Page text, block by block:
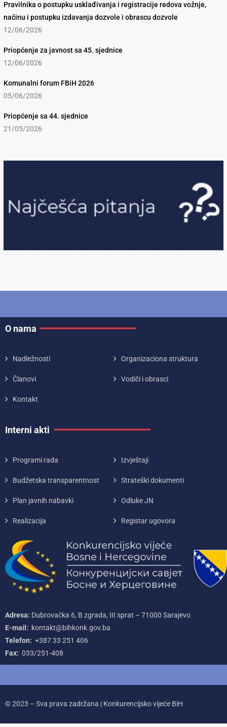
Pravilnika o postupku usklađivanja i registracije redova vožnje,
načinu i postupku izdavanja dozvole i obrascu dozvole
12/06/2026
Priopćenje za javnost sa 45. sjednice
12/06/2026
Komunalni forum FBiH 2026
05/06/2026
Priopćenje sa 44. sjednice
21/05/2026
O nama
Nadležnosti Organizaciona struktura
Članovi Vodiči i obrasci
Kontakt
Interni akti
Programi rada Izvještaji
Budžetska transparentnost Strateški dokumenti
Plan javnih nabavki Odluke JN
Realizacija Registar ugovora
Adresa: Dubrovačka 6, B zgrada, III sprat – 71000‌ Sarajevo
E-mail: kontakt@bihkonk.gov.ba
Telefon: +387‌ 33‌ 251‌ 406
Fax: 033/251-408
© 2023 – Sva prava zadržana | Konkurencijsko vijeće BiH